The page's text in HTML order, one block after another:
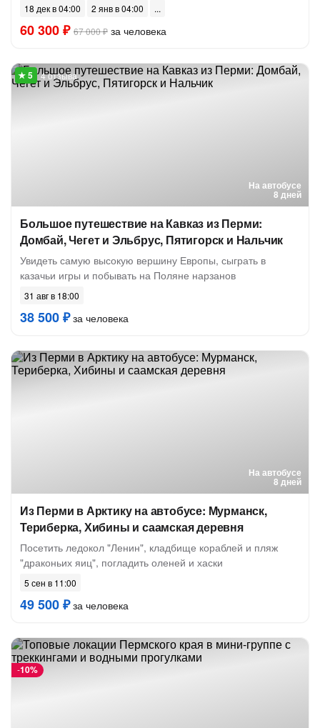
18 дек в 04:00 2 янв в 04:00
60 300 ₽ 67 000 ₽ за человека
На автобусе
8 дней
4 отзыва
Большое путешествие на Кавказ из Перми:
Домбай, Чегет и Эльбрус, Пятигорск и Нальчик
Увидеть самую высокую вершину Европы, сыграть в
казачьи игры и побывать на Поляне нарзанов
31 авг в 18:00
38 500 ₽за человека
На автобусе
8 дней
Из Перми в Арктику на автобусе: Мурманск,
Териберка, Хибины и саамская деревня
Посетить ледокол "Ленин", кладбище кораблей и пляж
"драконьих яиц", погладить оленей и хаски
5 сен в 11:00
49 500 ₽за человека
-10%